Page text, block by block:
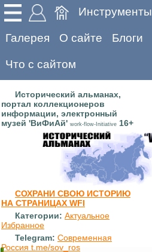
Инструменты
Галерея О сайте Блоги
Что с сайтом
Исторический альманах,
портал коллекционеров
информации, электронный
музей 'ВиФиАй' work-flow-Initiative 16+
СОХРАНИ СВОЮ ИСТОРИЮ
НА СТРАНИЦАХ WFI
Категории: Актуальное
Избранное
Telegram: Современная
Россия t.me/sov_ros